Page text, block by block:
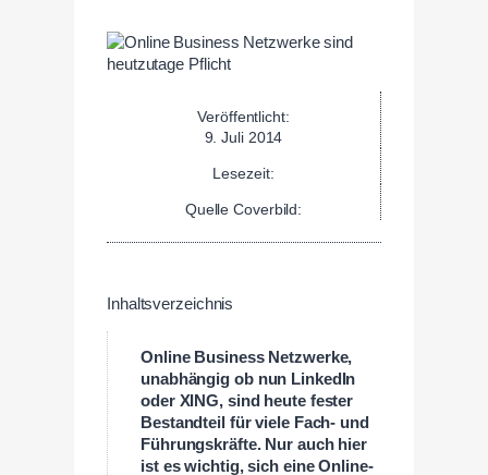
Veröffentlicht:
9. Juli 2014
Lesezeit:
Quelle Coverbild:
Inhaltsverzeichnis
Online Business Netzwerke,
unabhängig ob nun LinkedIn
oder XING, sind heute fester
Bestandteil für viele Fach- und
Führungskräfte. Nur auch hier
ist es wichtig, sich eine Online-